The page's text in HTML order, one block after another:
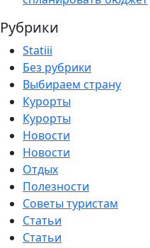
Рубрики
Statiii
Без рубрики
Выбираем страну
Курорты
Курорты
Новости
Новости
Отдых
Полезности
Советы туристам
Статьи
Статьи